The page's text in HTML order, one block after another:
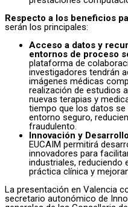
Respecto a los beneficios
serán los principales:
Acceso a datos y
entornos de proceso
plataforma de
investigadores tendrán
imágenes médicas
realización de estudios
nuevas terapias y
tiempo que los datos se
entorno seguro,
fraudulento.
Innovación y Desarrollo
EUCAIM permitirá
innovadores para
industriales, reduciendo
práctica clínica y
La presentación en Valencia
secretario autonómico de